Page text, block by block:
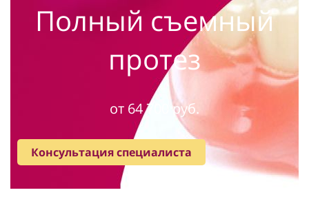
Полный съемный
протез
от 64 700 руб.
Консультация специалиста